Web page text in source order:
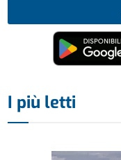
I più letti